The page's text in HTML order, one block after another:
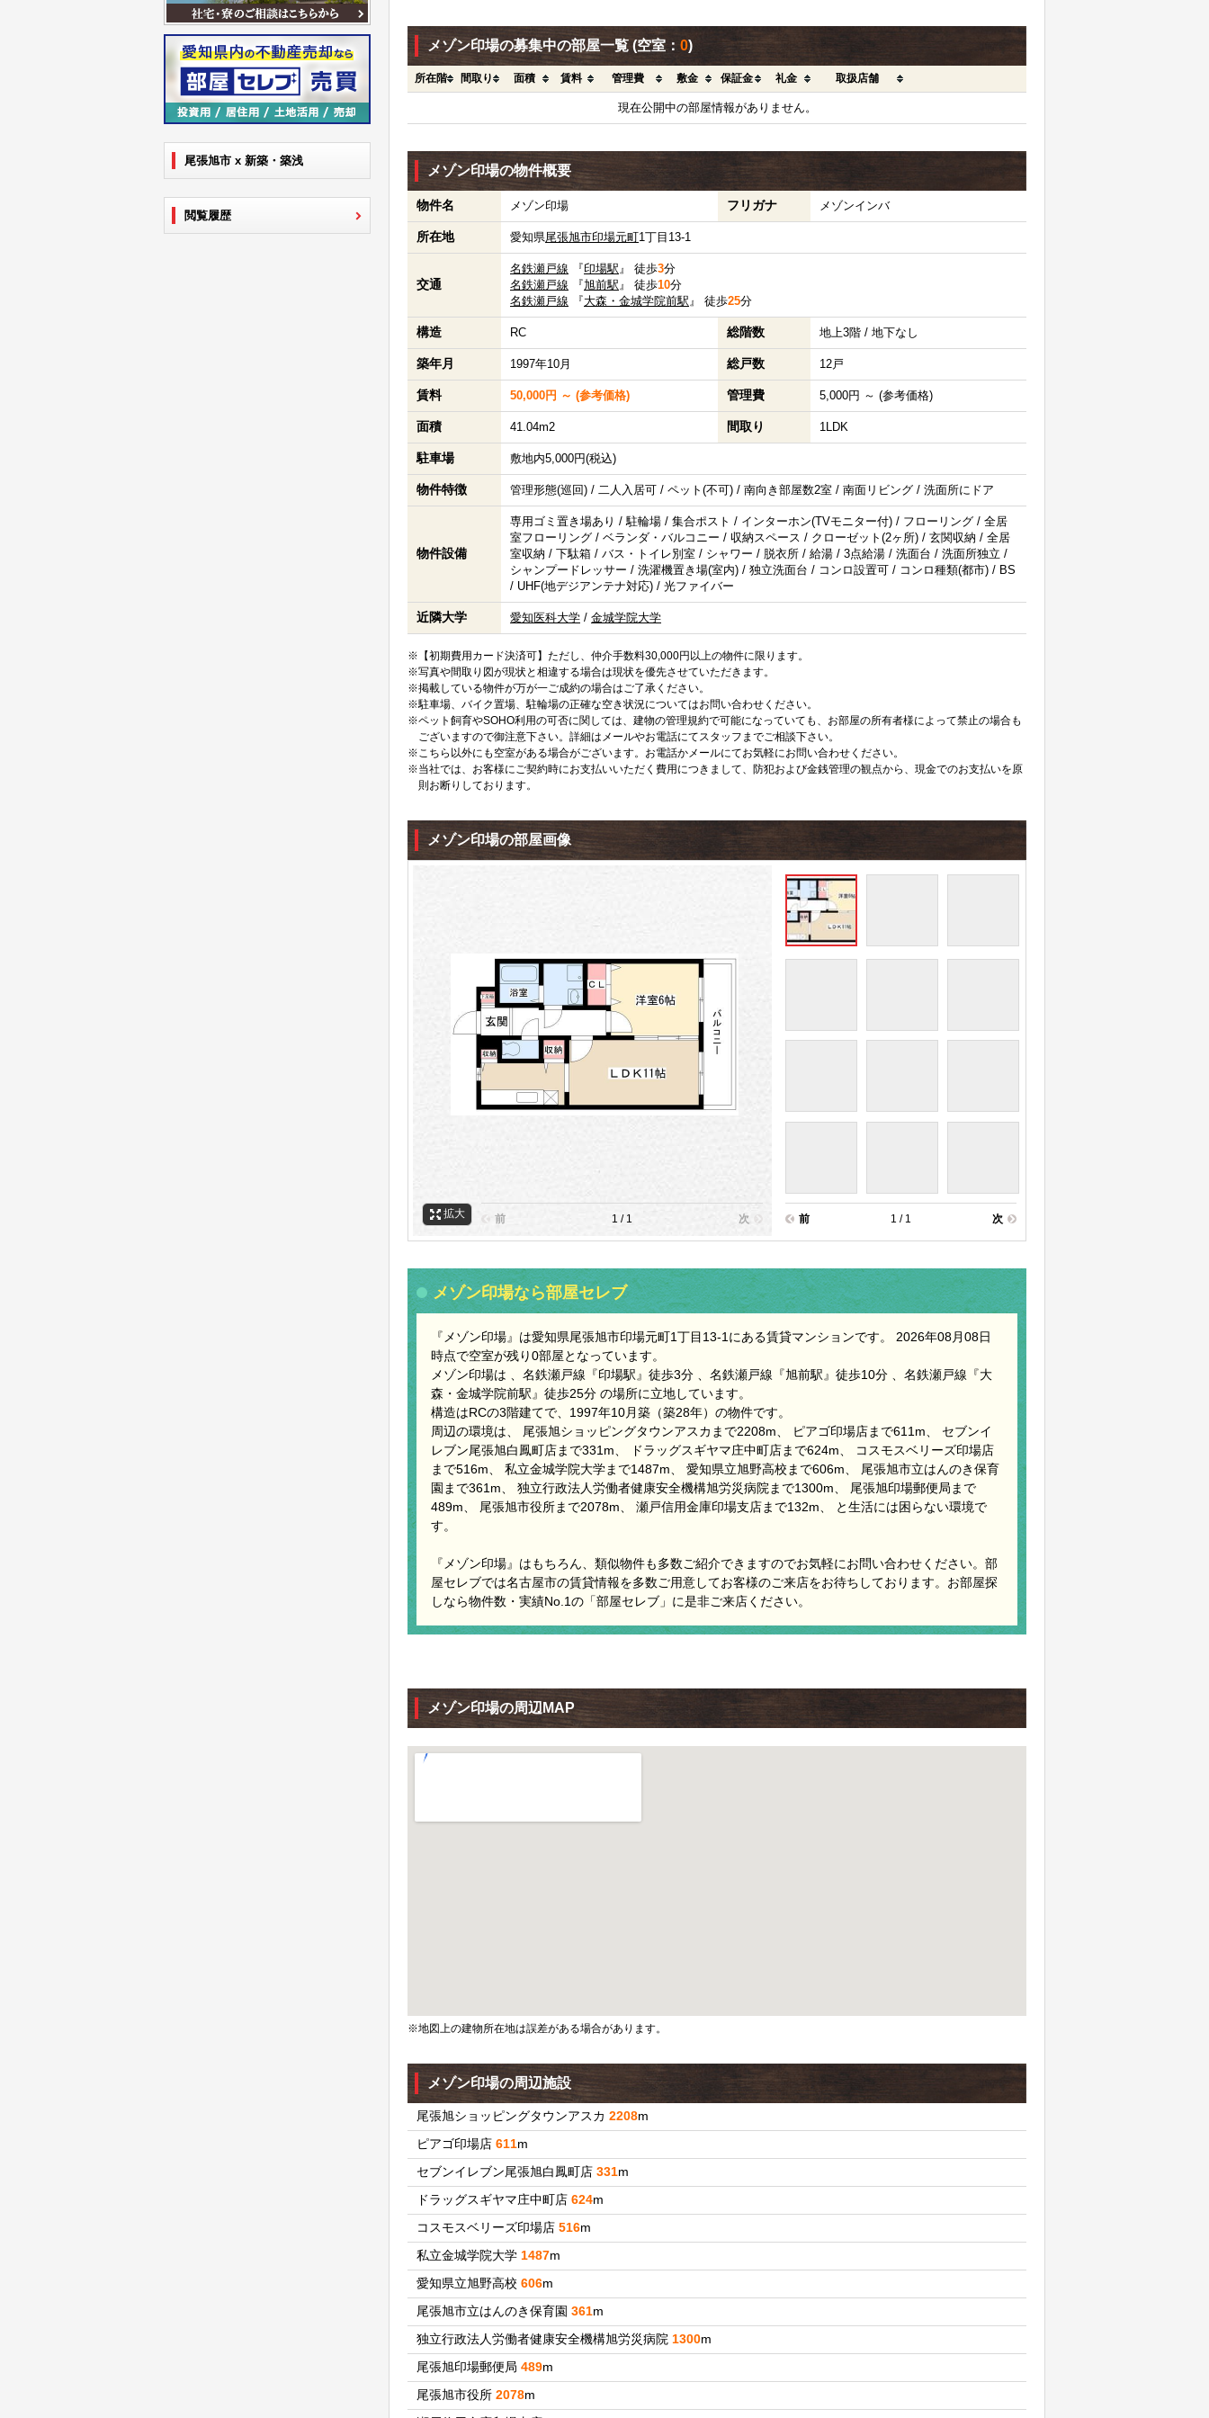
尾張旭市 x 新築・築浅
閲覧履歴
メゾン印場の募集中の部屋一覧 (空室： 0)
所在階 間取り 面積 賃料 管理費 敷金 保証金 礼金 取扱店舗
現在公開中の部屋情報がありません。
メゾン印場の物件概要
物件名 メゾン印場 フリガナ メゾンインバ
所在地 愛知県尾張旭市印場元町1丁目13-1
交通
名鉄瀬戸線 『印場駅』 徒歩3分
名鉄瀬戸線 『旭前駅』 徒歩10分
名鉄瀬戸線 『大森・金城学院前駅』 徒歩25分
構造 RC 総階数 地上3階 / 地下なし
築年月 1997年10月 総戸数 12戸
賃料 50,000円 ～ (参考価格) 管理費 5,000円 ～ (参考価格)
面積 41.04m2 間取り 1LDK
駐車場 敷地内5,000円(税込)
物件特徴 管理形態(巡回) / 二人入居可 / ペット(不可) / 南向き部屋数2室 / 南面リビング / 洗面所にドア
物件設備
専用ゴミ置き場あり / 駐輪場 / 集合ポスト / インターホン(TVモニター付) / フローリング / 全居
室フローリング / ベランダ・バルコニー / 収納スペース / クローゼット(2ヶ所) / 玄関収納 / 全居
室収納 / 下駄箱 / バス・トイレ別室 / シャワー / 脱衣所 / 給湯 / 3点給湯 / 洗面台 / 洗面所独立 /
シャンプードレッサー / 洗濯機置き場(室内) / 独立洗面台 / コンロ設置可 / コンロ種類(都市) / BS
/ UHF(地デジアンテナ対応) / 光ファイバー
近隣大学 愛知医科大学 / 金城学院大学
※【初期費用カード決済可】ただし、仲介手数料30,000円以上の物件に限ります。
※写真や間取り図が現状と相違する場合は現状を優先させていただきます。
※掲載している物件が万が一ご成約の場合はご了承ください。
※駐車場、バイク置場、駐輪場の正確な空き状況についてはお問い合わせください。
※ペット飼育やSOHO利用の可否に関しては、建物の管理規約で可能になっていても、お部屋の所有者様によって禁止の場合も
ございますので御注意下さい。詳細はメールやお電話にてスタッフまでご相談下さい。
※こちら以外にも空室がある場合がございます。お電話かメールにてお気軽にお問い合わせください。
※当社では、お客様にご契約時にお支払いいただく費用につきまして、防犯および金銭管理の観点から、現金でのお支払いを原
則お断りしております。
メゾン印場の部屋画像
拡大 前 1 / 1 次 前 1 / 1 次
メゾン印場なら部屋セレブ
『メゾン印場』は愛知県尾張旭市印場元町1丁目13-1にある賃貸マンションです。 2026年08月08日
時点で空室が残り0部屋となっています。
メゾン印場は 、名鉄瀬戸線『印場駅』徒歩3分 、名鉄瀬戸線『旭前駅』徒歩10分 、名鉄瀬戸線『大
森・金城学院前駅』徒歩25分 の場所に立地しています。
構造はRCの3階建てで、1997年10月築（築28年）の物件です。
周辺の環境は、 尾張旭ショッピングタウンアスカまで2208m、 ピアゴ印場店まで611m、 セブンイ
レブン尾張旭白鳳町店まで331m、 ドラッグスギヤマ庄中町店まで624m、 コスモスベリーズ印場店
まで516m、 私立金城学院大学まで1487m、 愛知県立旭野高校まで606m、 尾張旭市立はんのき保育
園まで361m、 独立行政法人労働者健康安全機構旭労災病院まで1300m、 尾張旭印場郵便局まで
489m、 尾張旭市役所まで2078m、 瀬戸信用金庫印場支店まで132m、 と生活には困らない環境で
す。
『メゾン印場』はもちろん、類似物件も多数ご紹介できますのでお気軽にお問い合わせください。部
屋セレブでは名古屋市の賃貸情報を多数ご用意してお客様のご来店をお待ちしております。お部屋探
しなら物件数・実績No.1の「部屋セレブ」に是非ご来店ください。
メゾン印場の周辺MAP
※地図上の建物所在地は誤差がある場合があります。
メゾン印場の周辺施設
尾張旭ショッピングタウンアスカ 2208m
ピアゴ印場店 611m
セブンイレブン尾張旭白鳳町店 331m
ドラッグスギヤマ庄中町店 624m
コスモスベリーズ印場店 516m
私立金城学院大学 1487m
愛知県立旭野高校 606m
尾張旭市立はんのき保育園 361m
独立行政法人労働者健康安全機構旭労災病院 1300m
尾張旭印場郵便局 489m
尾張旭市役所 2078m